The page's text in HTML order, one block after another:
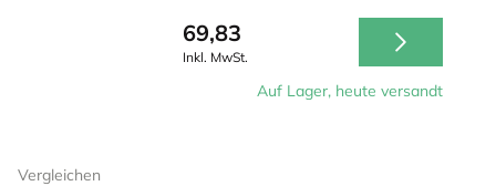
69,83
Inkl. MwSt.
Auf Lager, heute versandt
Vergleichen